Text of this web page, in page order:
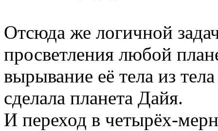
Отсюда же логичной
просветления любой
вырывание её тела из
сделала планета Дайя.
И переход в четырёх-